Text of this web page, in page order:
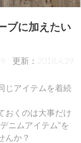
ブに加えたい
更新：2018.4.29
じアイテムを着続
おくのは大事だけ
ニムアイテム”を
んか？